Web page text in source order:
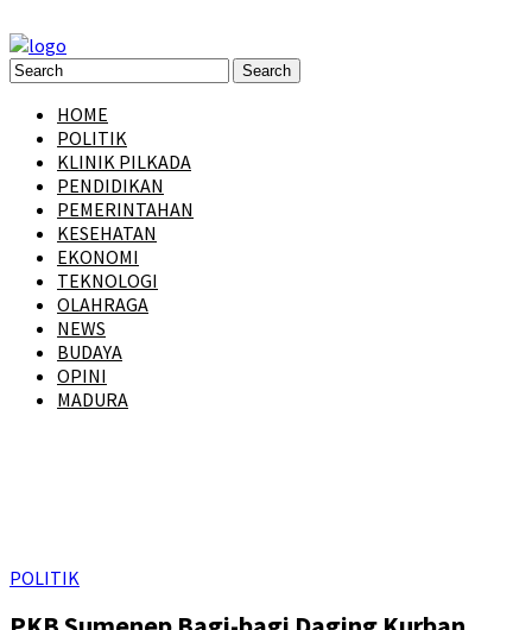
HOME
POLITIK
KLINIK PILKADA
PENDIDIKAN
PEMERINTAHAN
KESEHATAN
EKONOMI
TEKNOLOGI
OLAHRAGA
NEWS
BUDAYA
OPINI
MADURA
POLITIK